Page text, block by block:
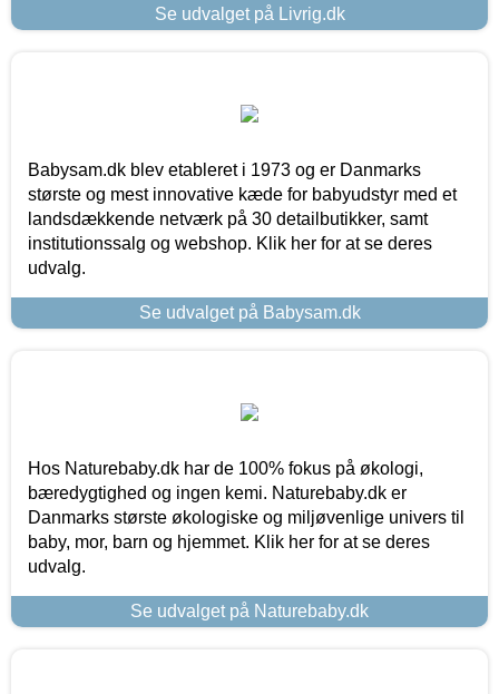
Se udvalget på Livrig.dk
Babysam.dk blev etableret i 1973 og er Danmarks
største og mest innovative kæde for babyudstyr med et
landsdækkende netværk på 30 detailbutikker, samt
institutionssalg og webshop. Klik her for at se deres
udvalg.
Se udvalget på Babysam.dk
Hos Naturebaby.dk har de 100% fokus på økologi,
bæredygtighed og ingen kemi. Naturebaby.dk er
Danmarks største økologiske og miljøvenlige univers til
baby, mor, barn og hjemmet. Klik her for at se deres
udvalg.
Se udvalget på Naturebaby.dk